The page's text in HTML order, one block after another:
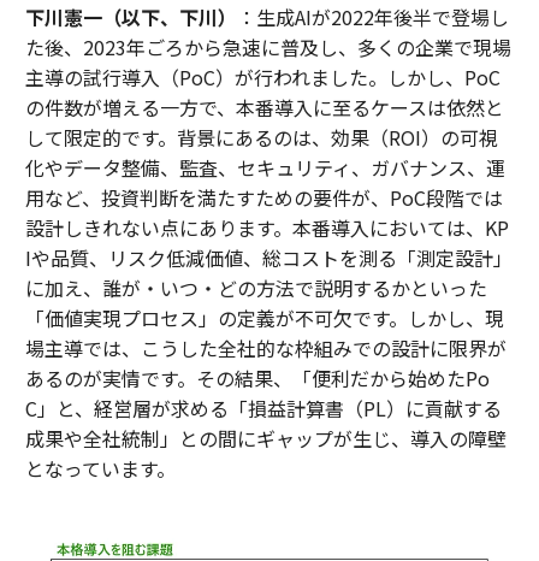
下川憲一（以下、下川）
：生成AIが2022年後半で登場し
た後、2023年ごろから急速に普及し、多くの企業で現場
主導の試行導入（PoC）が行われました。しかし、PoC
の件数が増える一方で、本番導入に至るケースは依然と
して限定的です。背景にあるのは、効果（ROI）の可視
化やデータ整備、監査、セキュリティ、ガバナンス、運
用など、投資判断を満たすための要件が、PoC段階では
設計しきれない点にあります。本番導入においては、KP
Iや品質、リスク低減価値、総コストを測る「測定設計」
に加え、誰が・いつ・どの方法で説明するかといった
「価値実現プロセス」の定義が不可欠です。しかし、現
場主導では、こうした全社的な枠組みでの設計に限界が
あるのが実情です。その結果、「便利だから始めたPo
C」と、経営層が求める「損益計算書（PL）に貢献する
成果や全社統制」との間にギャップが生じ、導入の障壁
となっています。